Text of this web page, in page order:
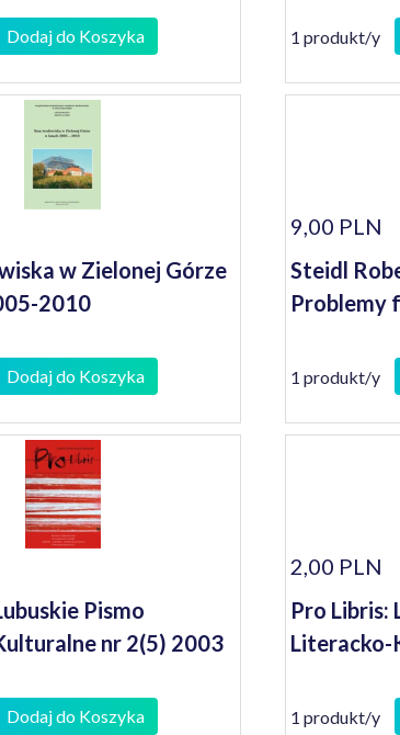
Dodaj do Koszyka 1 produkt/y
w Zielonej Górze
2010
Dodaj do Koszyka
9,00 PLN
Steidl
Problemy
1 produkt/y
Pismo
nr 2(5) 2003
Dodaj do Koszyka
2,00 PLN
Pro Libris:
Literacko-
1 produkt/y